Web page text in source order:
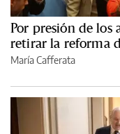
Por presión de los
retirar la reforma
María Cafferata